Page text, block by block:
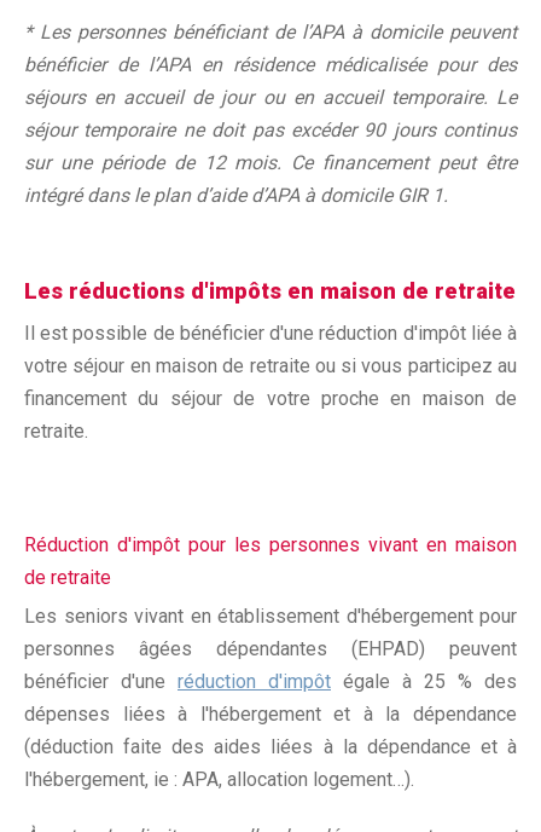
* Les personnes bénéficiant de l’APA à domicile peuvent
bénéficier de l’APA en résidence médicalisée pour des
séjours en accueil de jour ou en accueil temporaire. Le
séjour temporaire ne doit pas excéder 90 jours continus
sur une période de 12 mois. Ce financement peut être
intégré dans le plan d’aide d’APA à domicile GIR 1.
Les réductions d'impôts en maison de retraite
Il est possible de bénéficier d'une réduction d'impôt liée à
votre séjour en maison de retraite ou si vous participez au
financement du séjour de votre proche en maison de
retraite.
Réduction d'impôt pour les personnes vivant en maison
de retraite
Les seniors vivant en établissement d'hébergement pour
personnes âgées dépendantes (EHPAD) peuvent
bénéficier d'une réduction d'impôt égale à 25 % des
dépenses liées à l'hébergement et à la dépendance
(déduction faite des aides liées à la dépendance et à
l'hébergement, ie : APA, allocation logement…).